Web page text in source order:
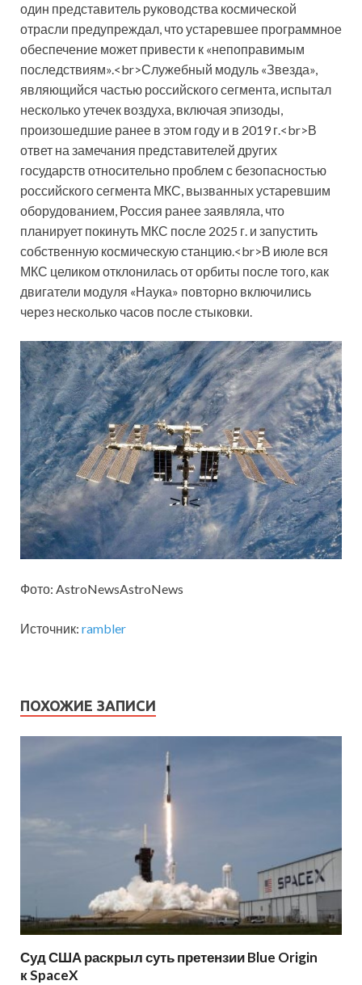
один представитель руководства космической
отрасли предупреждал, что устаревшее программное
обеспечение может привести к «непоправимым
последствиям».<br>Служебный модуль «Звезда»,
являющийся частью российского сегмента, испытал
несколько утечек воздуха, включая эпизоды,
произошедшие ранее в этом году и в 2019 г.<br>В
ответ на замечания представителей других
государств относительно проблем с безопасностью
российского сегмента МКС, вызванных устаревшим
оборудованием, Россия ранее заявляла, что
планирует покинуть МКС после 2025 г. и запустить
собственную космическую станцию.<br>В июле вся
МКС целиком отклонилась от орбиты после того, как
двигатели модуля «Наука» повторно включились
через несколько часов после стыковки.
Фото: AstroNewsAstroNews
Источник: rambler
ПОХОЖИЕ ЗАПИСИ
Суд США раскрыл суть претензии Blue Origin
к SpaceX